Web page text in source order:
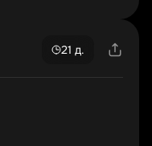
21 д.